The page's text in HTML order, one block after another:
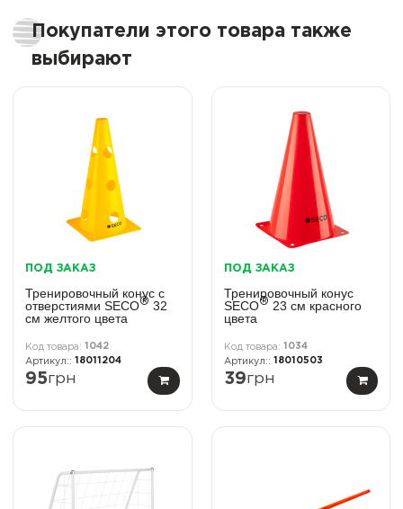
Покупатели этого товара также
выбирают
ПОД ЗАКАЗ
Тренировочный конус с
отверстиями SECO® 32
см желтого цвета
1042
18011204
95грн
ПОД ЗАКАЗ
Тренировочный конус
SECO® 23 см красного
цвета
1034
18010503
39грн